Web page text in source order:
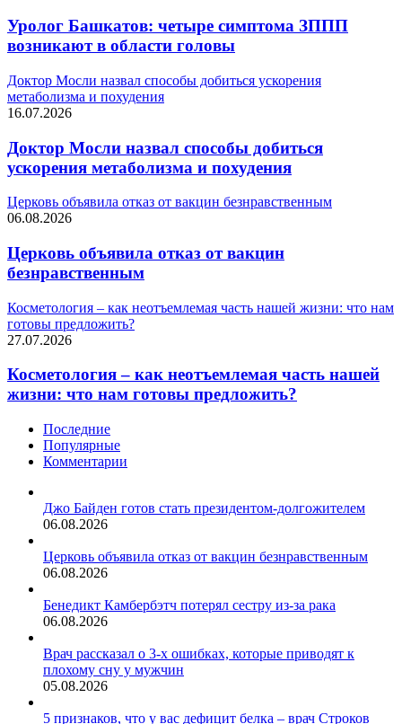
Уролог Башкатов: четыре симптома ЗППП
возникают в области головы
Доктор Мосли назвал способы добиться ускорения
метаболизма и похудения
16.07.2026
Доктор Мосли назвал способы добиться
ускорения метаболизма и похудения
Церковь объявила отказ от вакцин безнравственным
06.08.2026
Церковь объявила отказ от вакцин
безнравственным
Косметология – как неотъемлемая часть нашей жизни: что нам
готовы предложить?
27.07.2026
Косметология – как неотъемлемая часть нашей
жизни: что нам готовы предложить?
Последние
Популярные
Комментарии
Джо Байден готов стать президентом-долгожителем
06.08.2026
Церковь объявила отказ от вакцин безнравственным
06.08.2026
Бенедикт Камбербэтч потерял сестру из-за рака
06.08.2026
Врач рассказал о 3-х ошибках, которые приводят к
плохому сну у мужчин
05.08.2026
5 признаков, что у вас дефицит белка – врач Строков